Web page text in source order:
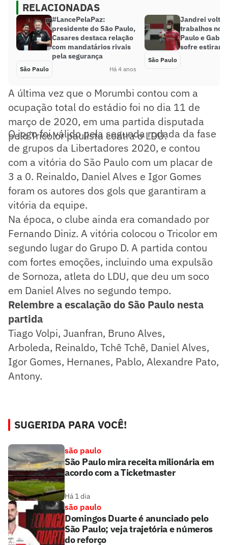
RELACIONADAS
#LancePelaPaz:
presidente do São Paulo,
Casares destaca relação
com mandatários rivais
pela segurança
São Paulo Há 4 anos
Jandrei volta
trabalhos no
Paulo e
sofre
São Paulo
A última vez que o Morumbi contou com a
ocupação total do estádio foi no dia 11 de
março de 2020, em uma partida disputada
pelo Tricolor paulista contra o LDU.
O jogo foi válido pela segunda rodada da fase
de grupos da Libertadores 2020, e contou
com a vitória do São Paulo com um placar de
3 a 0. Reinaldo, Daniel Alves e Igor Gomes
foram os autores dos gols que garantiram a
vitória da equipe.
Na época, o clube ainda era comandado por
Fernando Diniz. A vitória colocou o Tricolor em
segundo lugar do Grupo D. A partida contou
com fortes emoções, incluindo uma expulsão
de Sornoza, atleta do LDU, que deu um soco
em Daniel Alves no segundo tempo.
Relembre a escalação do São Paulo nesta
partida
Tiago Volpi, Juanfran, Bruno Alves,
Arboleda, Reinaldo, Tchê Tchê, Daniel Alves,
Igor Gomes, Hernanes, Pablo, Alexandre Pato,
Antony.
SUGERIDA PARA VOCÊ!
são paulo
São Paulo mira receita milionária em
acordo com a Ticketmaster
Há 1 dia
são paulo
Domingos Duarte é anunciado pelo
São Paulo; veja trajetória e números
do reforço